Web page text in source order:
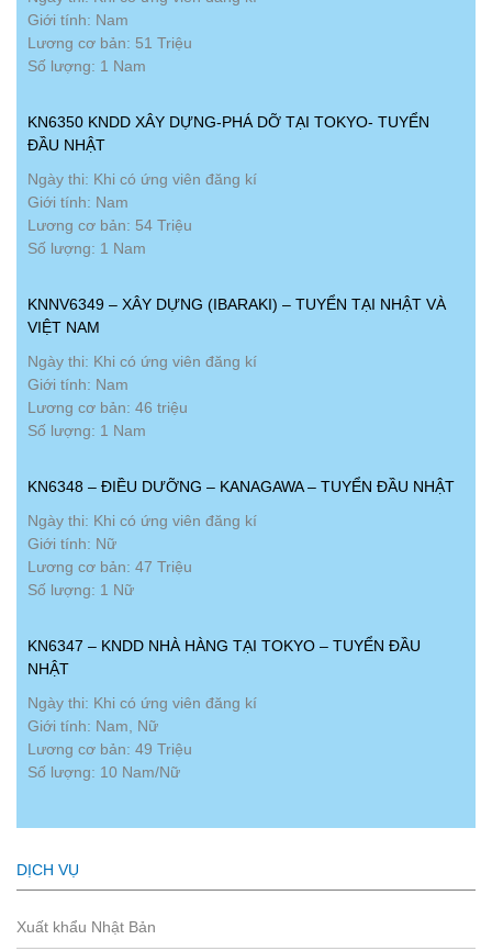
Giới tính: Nam
Lương cơ bản: 51 Triệu
Số lượng: 1 Nam
KN6350 KNDD XÂY DỰNG-PHÁ DỠ TẠI TOKYO- TUYỂN
ĐẦU NHẬT
Ngày thi: Khi có ứng viên đăng kí
Giới tính: Nam
Lương cơ bản: 54 Triệu
Số lượng: 1 Nam
KNNV6349 – XÂY DỰNG (IBARAKI) – TUYỂN TẠI NHẬT VÀ
VIỆT NAM
Ngày thi: Khi có ứng viên đăng kí
Giới tính: Nam
Lương cơ bản: 46 triệu
Số lượng: 1 Nam
KN6348 – ĐIỀU DƯỠNG – KANAGAWA – TUYỂN ĐẦU NHẬT
Ngày thi: Khi có ứng viên đăng kí
Giới tính: Nữ
Lương cơ bản: 47 Triệu
Số lượng: 1 Nữ
KN6347 – KNDD NHÀ HÀNG TẠI TOKYO – TUYỂN ĐẦU
NHẬT
Ngày thi: Khi có ứng viên đăng kí
Giới tính: Nam, Nữ
Lương cơ bản: 49 Triệu
Số lượng: 10 Nam/Nữ
DỊCH VỤ
Xuất khẩu Nhật Bản